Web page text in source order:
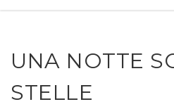
UNA NOTTE
STELLE